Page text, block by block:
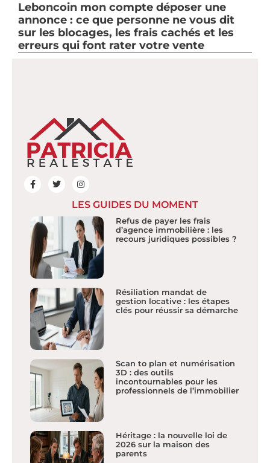
Leboncoin mon compte déposer une
annonce : ce que personne ne vous dit
sur les blocages, les frais cachés et les
erreurs qui font rater votre vente
LES GUIDES DU MOMENT
Refus de payer les frais
d’agence immobilière : les
recours juridiques possibles ?
Résiliation mandat de
gestion locative : les étapes
clés pour réussir sa démarche
Scan to plan et numérisation
3D : des outils
incontournables pour les
professionnels de l’immobilier
Héritage : la nouvelle loi de
2026 sur la maison des
parents